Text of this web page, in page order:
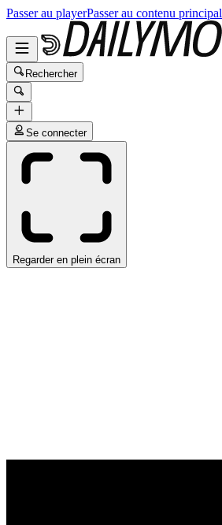
Passer au playerPasser au contenu principal
Rechercher
Se connecter
Regarder en plein écran